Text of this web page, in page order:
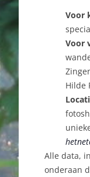
Voor
Voor
Hilde
Alle data,
onderaan